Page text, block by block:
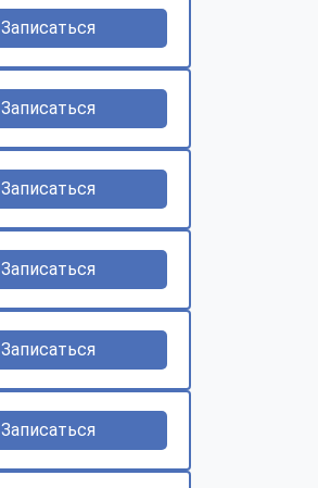
Записаться
Записаться
Записаться
Записаться
Записаться
Записаться